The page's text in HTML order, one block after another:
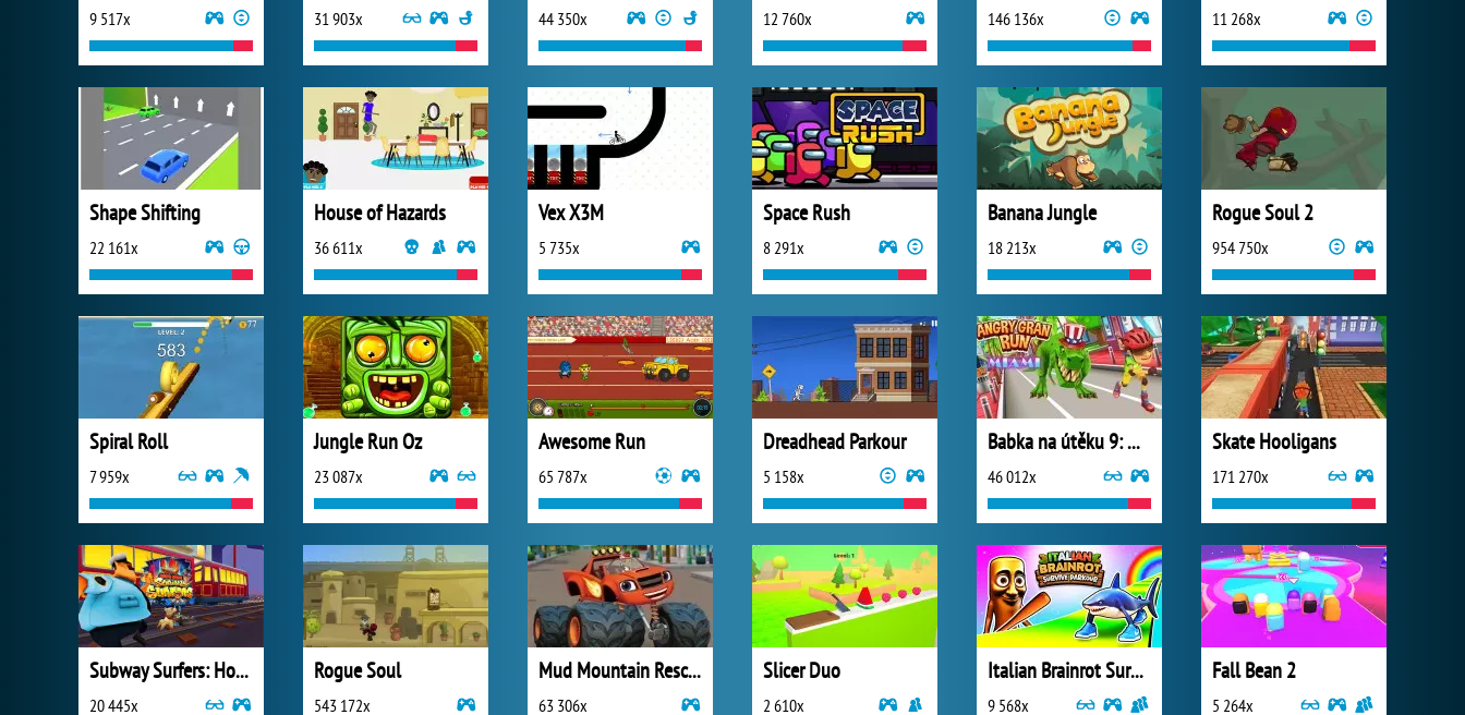
9 517x 31 903x 44 350x 12 760x 146 136x 11 268x
Shape Shifting
22 161x
House of Hazards
36 611x
Vex X3M
5 735x
Space Rush
8 291x
Banana Jungle
18 213x
Rogue Soul 2
954 750x
Spiral Roll
7 959x
Jungle Run Oz
23 087x
Awesome Run
65 787x
Dreadhead Parkour
5 158x
Babka na útěku 9: Miami
46 012x
Skate Hooligans
171 270x
Subway Surfers: Hong Kong
20 445x
Rogue Soul
543 172x
Mud Mountain Rescue
63 306x
Slicer Duo
2 610x
Italian Brainrot Survive Parkour
9 568x
Fall Bean 2
5 264x